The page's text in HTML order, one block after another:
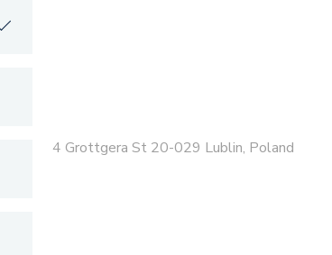
4 Grottgera St 20-029 Lublin, Poland